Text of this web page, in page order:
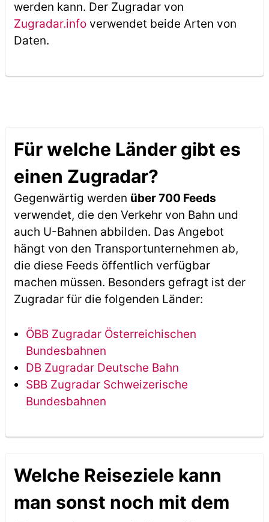
werden kann. Der Zugradar von
Zugradar.infoverwendet beide Arten von
Daten.
Für welche Länder gibt es
einen Zugradar?
Gegenwärtig werden über 700 Feeds
verwendet, die den Verkehr von Bahn und
auch U-Bahnen abbilden. Das Angebot
hängt von den Transportunternehmen ab,
die diese Feeds öffentlich verfügbar
machen müssen. Besonders gefragt ist der
Zugradar für die folgenden Länder:
ÖBB Zugradar Österreichischen
Bundesbahnen
DB Zugradar Deutsche Bahn
SBB Zugradar Schweizerische
Bundesbahnen
Welche Reiseziele kann
man sonst noch mit dem